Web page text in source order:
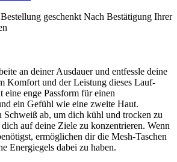
geschenkt Nach Bestätigung Ihrer
an deiner Ausdauer und entfessle deine
Komfort und der Leistung dieses Lauf-
eine enge Passform für einen
ein Gefühl wie eine zweite Haut.
ab, um dich kühl und trocken zu
auf deine Ziele zu konzentrieren. Wenn
ermöglichen dir die Mesh-Taschen
Energiegels dabei zu haben.